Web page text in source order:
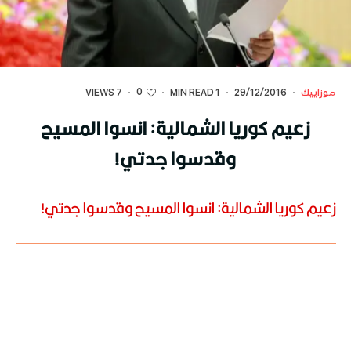
موزاييك ·
29/12/2016
·
1 MIN READ
·
0
·
7 VIEWS
زعيم كوريا الشمالية: انسوا المسيح
وقدسوا جدتي!
زعيم كوريا الشمالية: انسوا المسيح وقدسوا جدتي!